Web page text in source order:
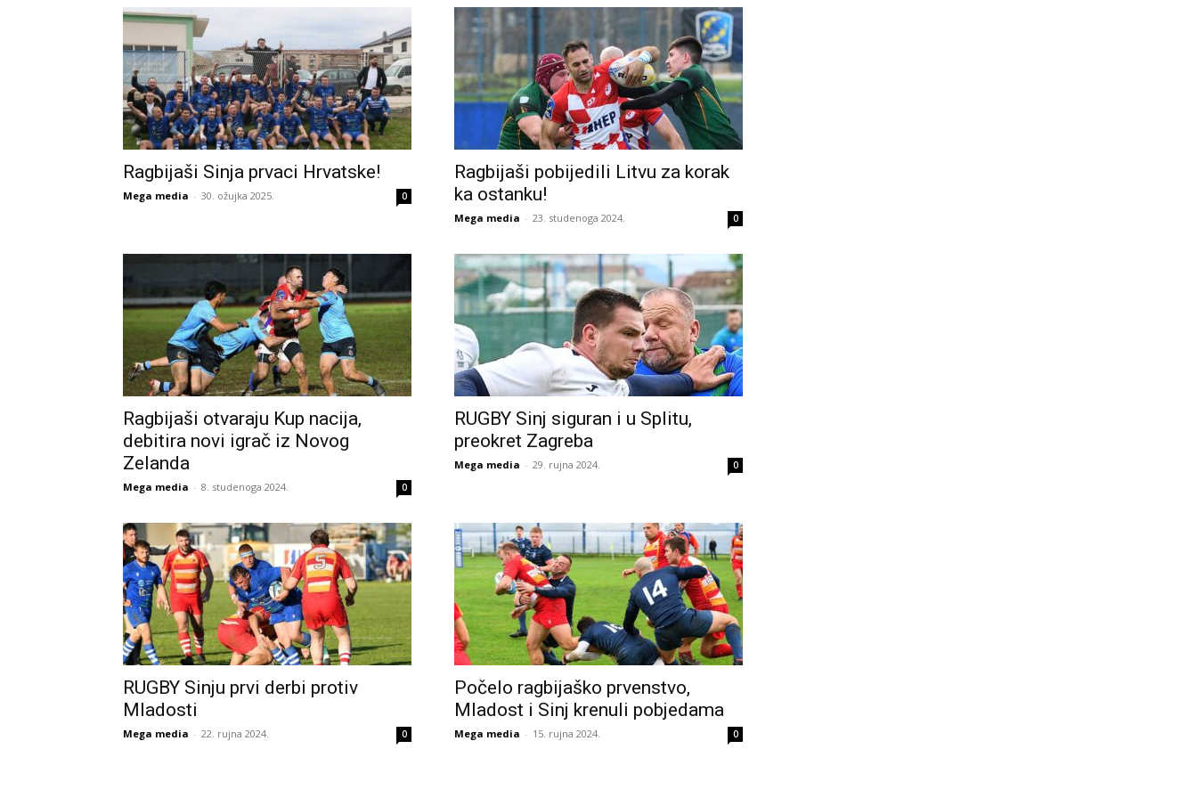
Ragbijaši Sinja prvaci Hrvatske!
Mega media - 30. ožujka 2025. 0
Ragbijaši pobijedili Litvu za korak
ka ostanku!
Mega media - 23. studenoga 2024. 0
Ragbijaši otvaraju Kup nacija,
debitira novi igrač iz Novog
Zelanda
Mega media - 8. studenoga 2024. 0
RUGBY Sinj siguran i u Splitu,
preokret Zagreba
Mega media - 29. rujna 2024. 0
RUGBY Sinju prvi derbi protiv
Mladosti
Mega media - 22. rujna 2024. 0
Počelo ragbijaško prvenstvo,
Mladost i Sinj krenuli pobjedama
Mega media - 15. rujna 2024. 0